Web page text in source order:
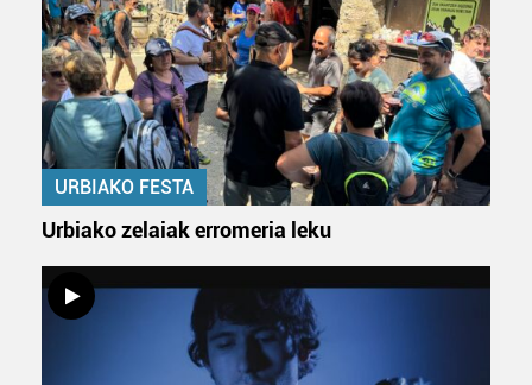
URBIAKO FESTA
Urbiako zelaiak erromeria leku